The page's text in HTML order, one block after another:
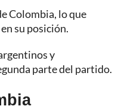
Colombia, lo que
su posición.
y
parte del partido.